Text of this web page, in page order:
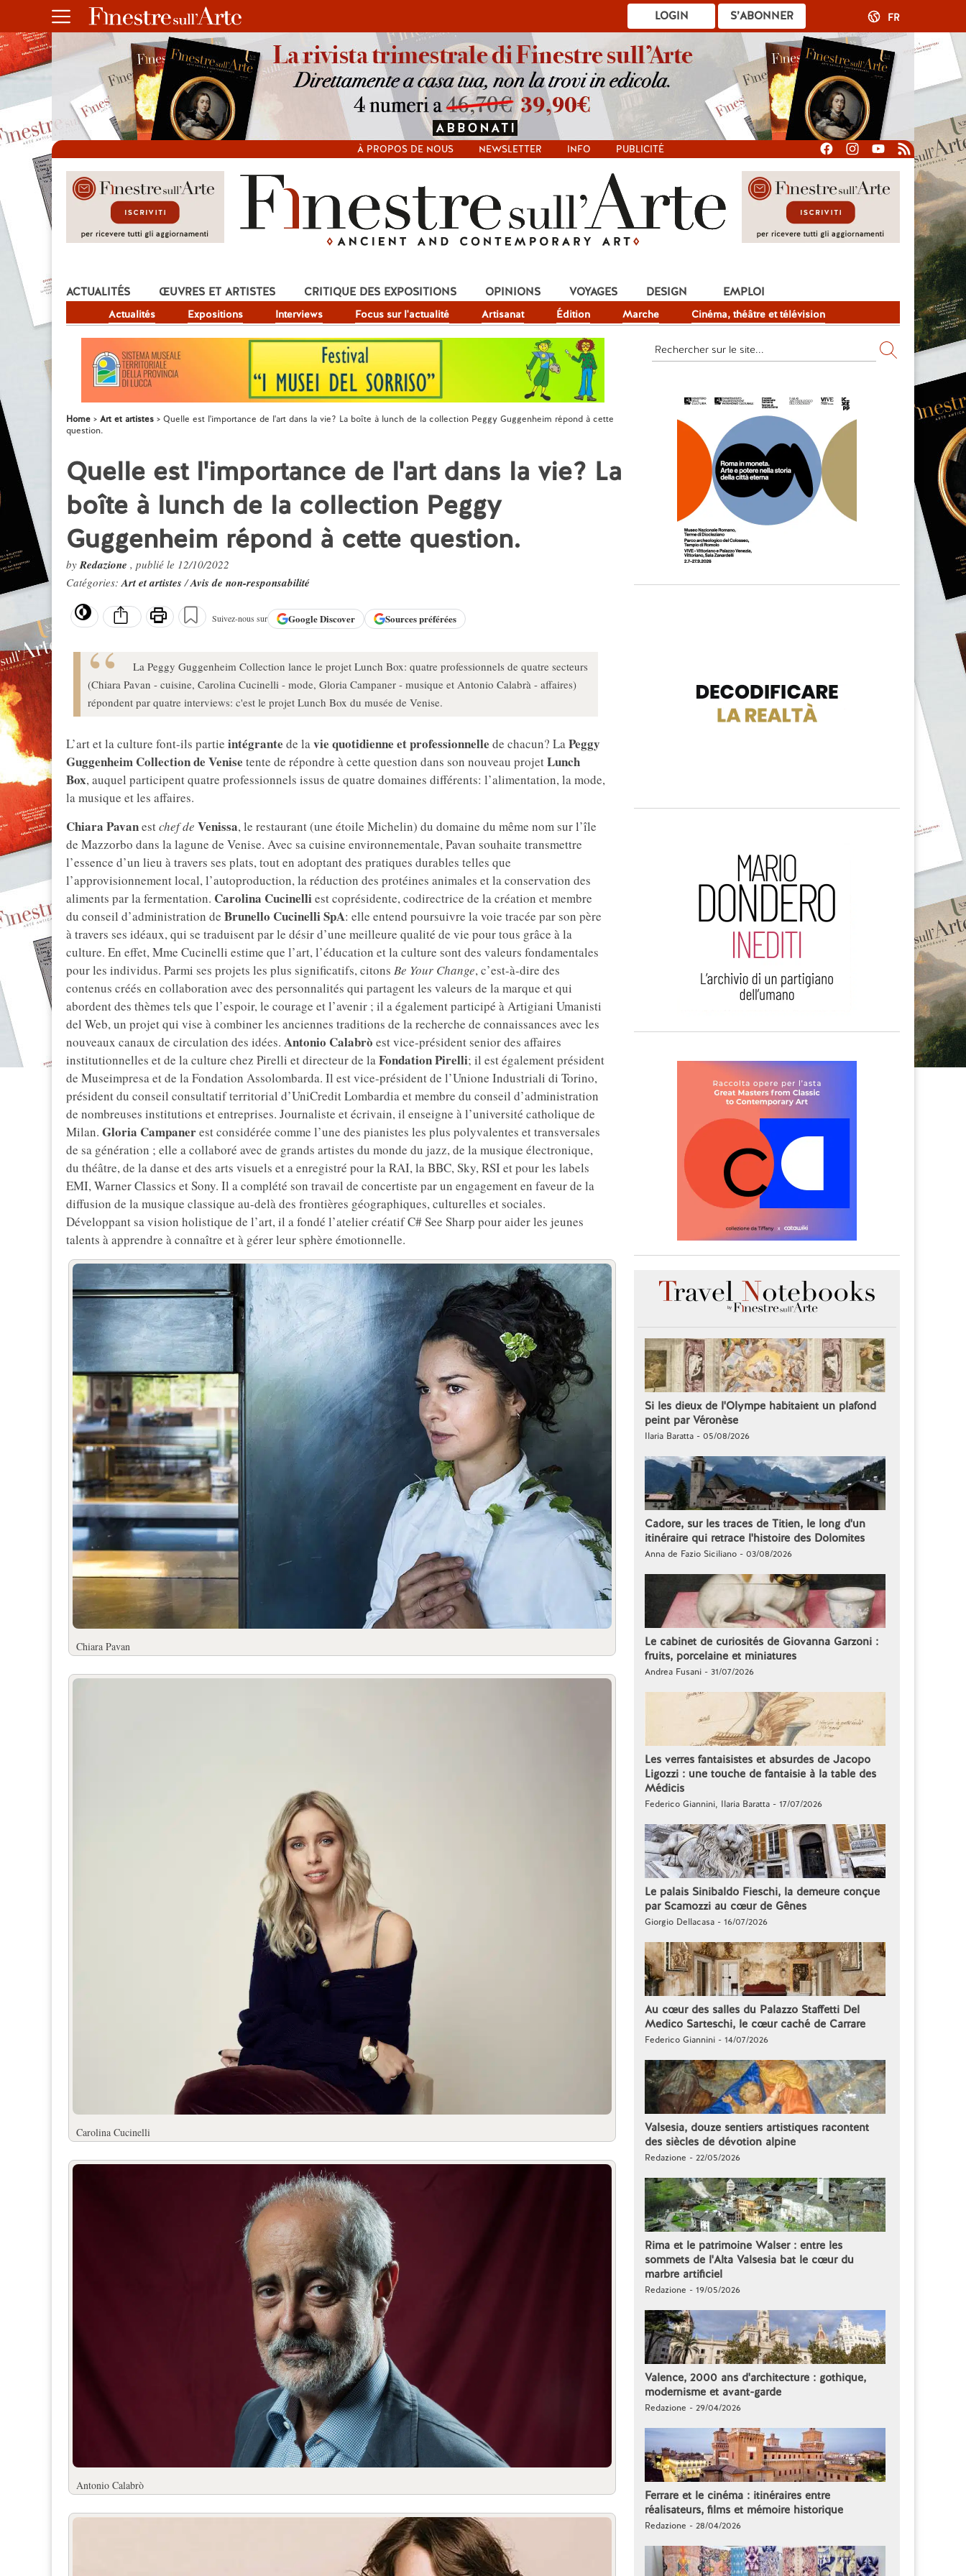
S’ABONNER
LOGIN FR
À PROPOS DE NOUS NEWSLETTER INFO PUBLICITÉ
ACTUALITÉS
Actualités Expositions Interviews Focus sur l'actualité Artisanat Édition Marche Cinéma, théâtre et télévision
ŒUVRES ET ARTISTES CRITIQUE DES EXPOSITIONS OPINIONS VOYAGES DESIGN EMPLOI
Home Art et artistes
Quelle est l'importance de l'art dans la vie? La boîte à lunch de la collection Peggy Guggenheim répond à cette
question.
Quelle est l'importance de l'art dans la vie? La
boîte à lunch de la collection Peggy
Guggenheim répond à cette question.
byRedazione , publié le 12/10/2022
Catégories:Art et artistes/Avis de non-responsabilité
Suivez-nous sur GoogleDiscover Sources préférées
La Peggy Guggenheim Collection lance le projet Lunch Box: quatre professionnels de quatre secteurs
(Chiara Pavan - cuisine, Carolina Cucinelli - mode, Gloria Campaner - musique et Antonio Calabrà - affaires)
répondent par quatre interviews: c'est le projet Lunch Box du musée de Venise.
L’art et la culture font-ils partie intégrante de lavie quotidienne et professionnelle de chacun? LaPeggy
Guggenheim Collection de Venise tente de répondre à cette question dans son nouveau projetLunch
Box, auquel participent quatre professionnels issus de quatre domaines différents: l’alimentation, la mode,
la musique et les affaires.
Chiara Pavanestchef de Venissa, le restaurant (une étoile Michelin) du domaine du même nom sur l’île
de Mazzorbo dans la lagune de Venise. Avec sa cuisine environnementale, Pavan souhaite transmettre
l’essence d’un lieu à travers ses plats, tout en adoptant des pratiques durables telles que
l’approvisionnement local, l’autoproduction, la réduction des protéines animales et la conservation des
aliments par la fermentation. Carolina Cucinelliest coprésidente, codirectrice de la création et membre
du conseil d’administration de Brunello Cucinelli SpA: elle entend poursuivre la voie tracée par son père
à travers ses idéaux, qui se traduisent par le désir d’une meilleure qualité de vie pour tous grâce à la
culture. En effet, Mme Cucinelli estime que l’art, l’éducation et la culture sont des valeurs fondamentales
pour les individus. Parmi ses projets les plus significatifs, citons Be Your Change, c’est-à-dire des
contenus créés en collaboration avec des personnalités qui partagent les valeurs de la marque et qui
abordent des thèmes tels que l’espoir, le courage et l’avenir ; il a également participé à Artigiani Umanisti
del Web, un projet qui vise à combiner les anciennes traditions de la recherche de connaissances avec les
nouveaux canaux de circulation des idées. Antonio Calabrò est vice-président senior des affaires
institutionnelles et de la culture chez Pirelli et directeur de laFondation Pirelli; il est également président
de Museimpresa et de la Fondation Assolombarda. Il est vice-président de l’Unione Industriali di Torino,
président du conseil consultatif territorial d’UniCredit Lombardia et membre du conseil d’administration
de nombreuses institutions et entreprises. Journaliste et écrivain, il enseigne à l’université catholique de
Milan. Gloria Campanerest considérée comme l’une des pianistes les plus polyvalentes et transversales
de sa génération ; elle a collaboré avec de grands artistes du monde du jazz, de la musique électronique,
du théâtre, de la danse et des arts visuels et a enregistré pour la RAI, la BBC, Sky, RSI et pour les labels
EMI, Warner Classics et Sony. Il a complété son travail de concertiste par un engagement en faveur de la
diffusion de la musique classique au-delà des frontières géographiques, culturelles et sociales.
Développant sa vision holistique de l’art, il a fondé l’atelier créatif C# See Sharp pour aider les jeunes
talents à apprendre à connaître et à gérer leur sphère émotionnelle.
Chiara Pavan
Carolina Cucinelli
Antonio Calabrò
Si les dieux de l'Olympe habitaient un plafond
peint par Véronèse
Ilaria Baratta - 05/08/2026
Cadore, sur les traces de Titien, le long d'un
itinéraire qui retrace l'histoire des Dolomites
Anna de Fazio Siciliano - 03/08/2026
Le cabinet de curiosités de Giovanna Garzoni :
fruits, porcelaine et miniatures
Andrea Fusani - 31/07/2026
Les verres fantaisistes et absurdes de Jacopo
Ligozzi : une touche de fantaisie à la table des
Médicis
Federico Giannini, Ilaria Baratta - 17/07/2026
Le palais Sinibaldo Fieschi, la demeure conçue
par Scamozzi au cœur de Gênes
Giorgio Dellacasa - 16/07/2026
Au cœur des salles du Palazzo Staffetti Del
Medico Sarteschi, le cœur caché de Carrare
Federico Giannini - 14/07/2026
Valsesia, douze sentiers artistiques racontent
des siècles de dévotion alpine
Redazione - 22/05/2026
Rima et le patrimoine Walser : entre les
sommets de l'Alta Valsesia bat le cœur du
marbre artificiel
Redazione - 19/05/2026
Valence, 2000 ans d'architecture : gothique,
modernisme et avant-garde
Redazione - 29/04/2026
Ferrare et le cinéma : itinéraires entre
réalisateurs, films et mémoire historique
Redazione - 28/04/2026